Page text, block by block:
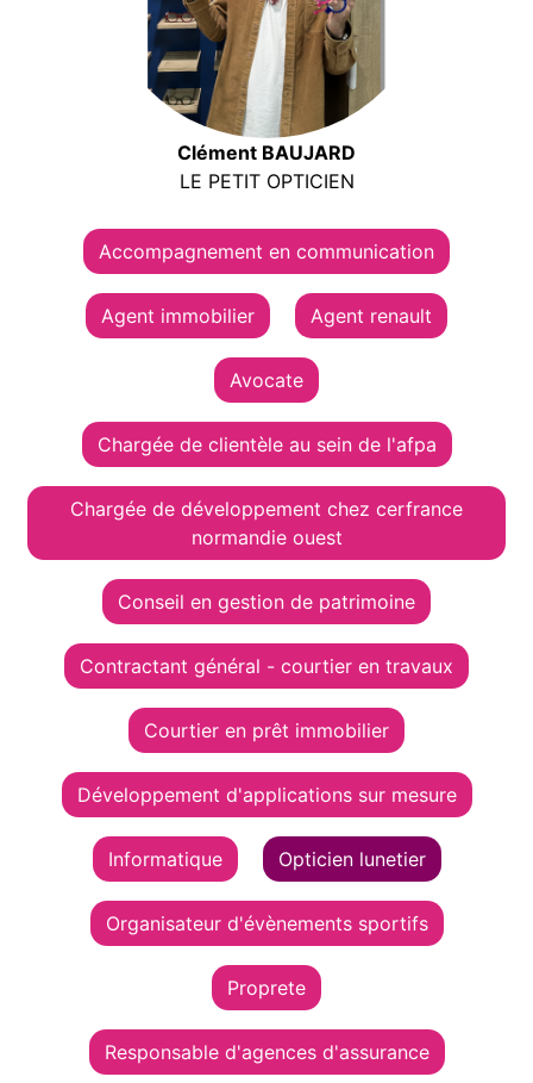
Clément BAUJARD
LE PETIT OPTICIEN
Accompagnement en communication
Agent immobilier Agent renault
Avocate
Chargée de clientèle au sein de l'afpa
Chargée de développement chez cerfrance
normandie ouest
Conseil en gestion de patrimoine
Contractant général - courtier en travaux
Courtier en prêt immobilier
Développement d'applications sur mesure
Informatique Opticien lunetier
Organisateur d'évènements sportifs
Proprete
Responsable d'agences d'assurance